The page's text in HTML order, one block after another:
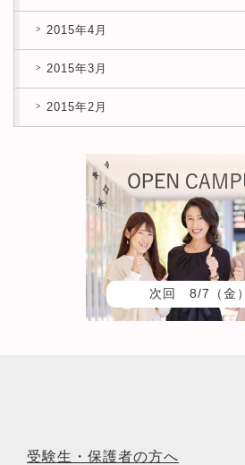
2015年4月
2015年3月
2015年2月
次回 8/7（金）
受験生・保護者の方へ